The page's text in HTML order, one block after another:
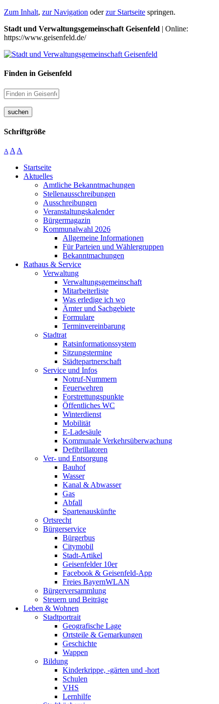
Zum Inhalt, zur Navigation oderzur Startseite springen.
Stadt und Verwaltungsgemeinschaft Geisenfeld | Online:
https://www.geisenfeld.de/
Finden in Geisenfeld
suchen
Schriftgröße
A A A
Startseite
Aktuelles
Amtliche Bekanntmachungen
Stellenausschreibungen
Ausschreibungen
Veranstaltungskalender
Bürgermagazin
Kommunalwahl 2026
Allgemeine Informationen
Für Parteien und Wählergruppen
Bekanntmachungen
Rathaus & Service
Verwaltung
Verwaltungsgemeinschaft
Mitarbeiterliste
Was erledige ich wo
Ämter und Sachgebiete
Formulare
Terminvereinbarung
Stadtrat
Ratsinformationssystem
Sitzungstermine
Städtepartnerschaft
Service und Infos
Notruf-Nummern
Feuerwehren
Forstrettungspunkte
Öffentliches WC
Winterdienst
Mobilität
E-Ladesäule
Kommunale Verkehrsüberwachung
Defibrillatoren
Ver- und Entsorgung
Bauhof
Wasser
Kanal & Abwasser
Gas
Abfall
Spartenauskünfte
Ortsrecht
Bürgerservice
Bürgerbus
Citymobil
Stadt-Artikel
Geisenfelder 10er
Facebook & Geisenfeld-App
Freies BayernWLAN
Bürgerversammlung
Steuern und Beiträge
Leben & Wohnen
Stadtportrait
Geografische Lage
Ortsteile & Gemarkungen
Geschichte
Wappen
Bildung
Kinderkrippe, -gärten und -hort
Schulen
VHS
Lernhilfe